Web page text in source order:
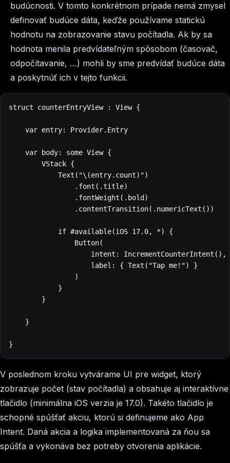
budúcnosti. V tomto konkrétnom prípade nemá zmysel
definovať budúce dáta, keďže používame statickú
hodnotu na zobrazovanie stavu počítadla. Ak by sa
hodnota menila predvídateľným spôsobom (časovač,
odpočítavanie, …) mohli by sme predvídať budúce dáta
a poskytnúť ich v tejto funkcii.
struct counterEntryView : View {
    var entry: Provider.Entry
    var body: some View {
        VStack {
            Text("\(entry.count)")
                .font(.title)
                .fontWeight(.bold)
                .contentTransition(.numericText())
            if #available(iOS 17.0, *) {
                Button(
                    intent: IncrementCounterIntent(),
                    label: { Text("Tap me!") }
                )
            }
        }
    }
}
V poslednom kroku vytvárame UI pre widget, ktorý
zobrazuje počet (stav počítadla) a obsahuje aj interaktívne
tlačidlo (minimálna iOS verzia je 17.0). Takéto tlačidlo je
schopné spúšťať akciu, ktorú si definujeme ako App
Intent. Daná akcia a logika implementovaná za ňou sa
spúšťa a vykonáva bez potreby otvorenia aplikácie.